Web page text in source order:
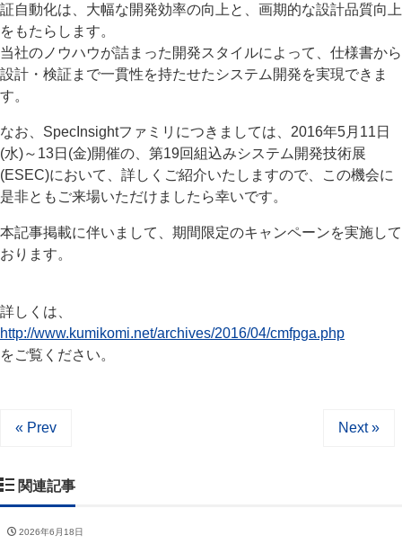
証自動化は、大幅な開発効率の向上と、画期的な設計品質向上
をもたらします。
当社のノウハウが詰まった開発スタイルによって、仕様書から
設計・検証まで一貫性を持たせたシステム開発を実現できま
す。
なお、SpecInsightファミリにつきましては、2016年5月11日
(水)～13日(金)開催の、第19回組込みシステム開発技術展
(ESEC)において、詳しくご紹介いたしますので、この機会に
是非ともご来場いただけましたら幸いです。
本記事掲載に伴いまして、期間限定のキャンペーンを実施して
おります。
詳しくは、
http://www.kumikomi.net/archives/2016/04/cmfpga.php
をご覧ください。
« Prev Next »
関連記事
2026年6月18日